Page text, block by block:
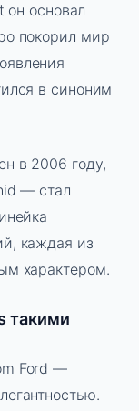
он основал
покорил мир
в синоним
в 2006 году,
— стал
каждая из
характером.
такими
Ford —